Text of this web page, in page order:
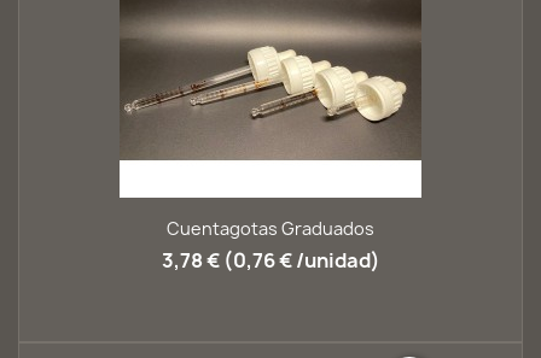
Cuentagotas Graduados
3,78 € (0,76 € /unidad)